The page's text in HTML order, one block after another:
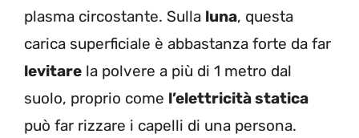
plasma circostante. Sulla luna, questa
carica superficiale è abbastanza forte da far
levitare la polvere a più di 1 metro dal
suolo, proprio come l’elettricità statica
può far rizzare i capelli di una persona.